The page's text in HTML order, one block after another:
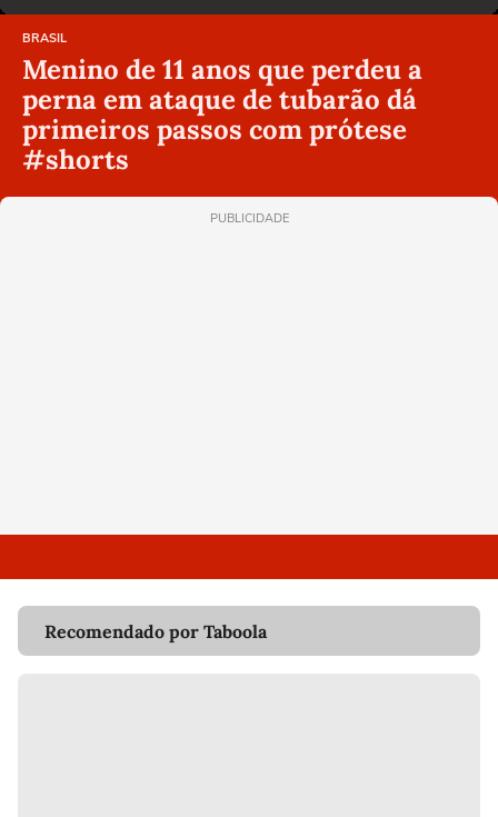
BRASIL
Menino de 11 anos que perdeu a
perna em ataque de tubarão dá
primeiros passos com prótese
#shorts
PUBLICIDADE
Recomendado por Taboola